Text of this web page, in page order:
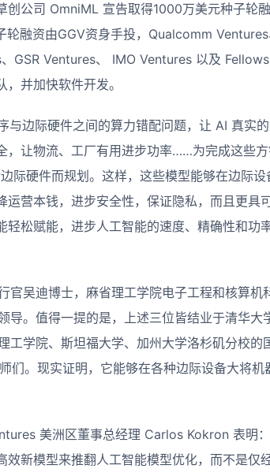
创公司 OmniML 宣告取得1000万美元种子轮
轮融资由GGV资身手投，Qualcomm
GSR Ventures、 IMO Ventures 以及
并加快软件开发。
与边际硬件之间的算力错配问题，让 AI 真实
，让物流、工厂有用进步功率……为完成这些
际硬件而规划。这样，这些模型能够在边际
运营本钱，进步安全性，保证隐私，而且更具
松赋能，进步人工智能的速度、精确性和功
官吴迪博士，麻省理工学院电子工程和核算机
。值得一提的是，上述三位皆结业于清华大
工学院、斯坦福大学、加州大学洛杉矶分校的
们。现实证明，它能够在各种边际设备大将机
美洲区董事总经理 Carlos Kokron 表明
效新模型来推翻人工智能模型优化，而不是仅